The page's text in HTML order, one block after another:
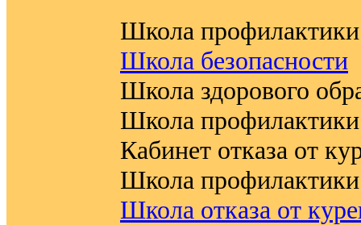
Школа
Школа безопасности
Школа здорового
Школа профилактики
Кабинет отказа от
Школа
Школа отказа от